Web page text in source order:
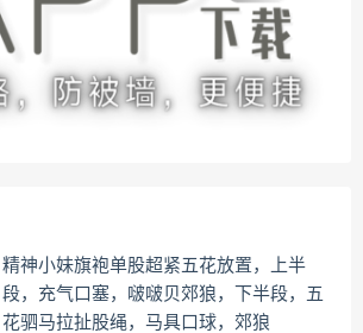
精神小妹旗袍单股超紧五花放置，上半
段，充气口塞，啵啵贝郊狼，下半段，五
花驷马拉扯股绳，马具口球，郊狼